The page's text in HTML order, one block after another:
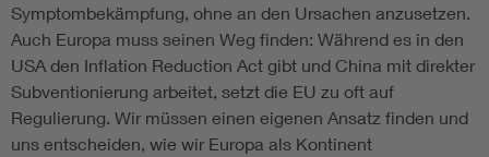
Symptombekämpfung, ohne an den Ursachen anzusetzen.
Auch Europa muss seinen Weg finden: Während es in den
USA den Inflation Reduction Act gibt und China mit direkter
Subventionierung arbeitet, setzt die EU zu oft auf
Regulierung. Wir müssen einen eigenen Ansatz finden und
uns entscheiden, wie wir Europa als Kontinent